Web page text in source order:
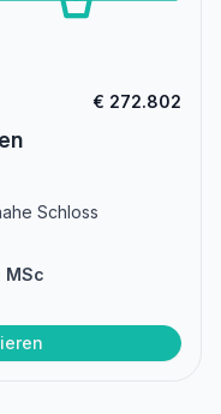
€ 272.802
Schloss
MSc